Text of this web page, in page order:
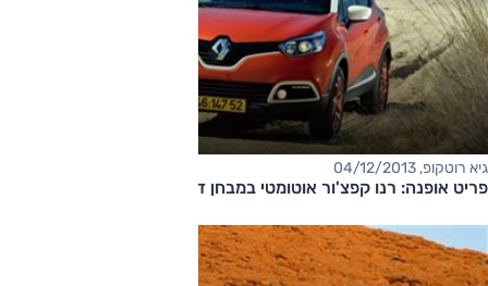
גיא רוטקופ, 04/12/2013
פריט אופנה: רנו קפצ'ור אוטומטי במבחן דרכים